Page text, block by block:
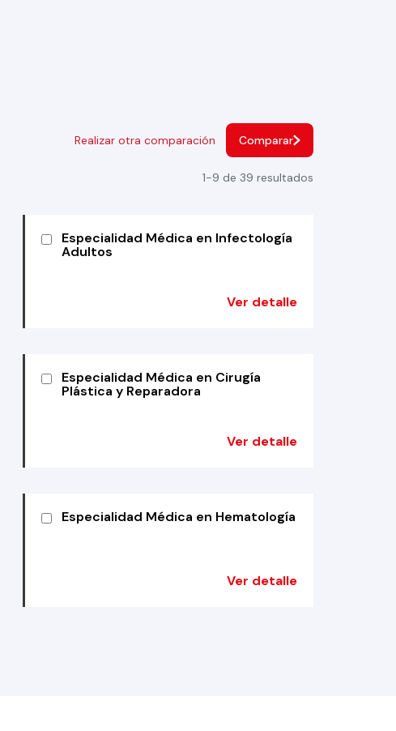
Realizar otra comparación Comparar
1-9 de 39 resultados
Especialidad Médica en Infectología
Adultos
Ver detalle
Especialidad Médica en Cirugía
Plástica y Reparadora
Ver detalle
Especialidad Médica en Hematología
Ver detalle